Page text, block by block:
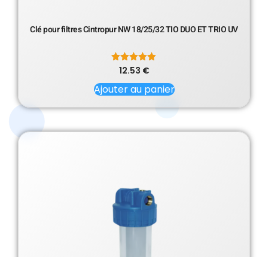
Clé pour filtres Cintropur NW 18/25/32 TIO DUO ET TRIO UV
Note
sur 5
12.53 €
Ajouter au panier